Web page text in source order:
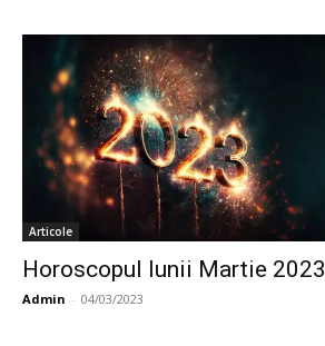
Articole
Horoscopul lunii Martie 2023
Admin - 04/03/2023